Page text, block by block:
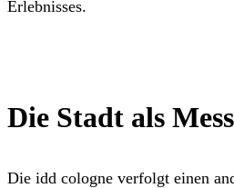
Erlebnisses.
Die Stadt als
Die idd cologne verfolgt einen